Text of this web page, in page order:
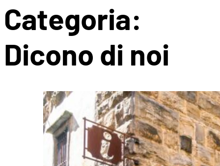
Categoria:
Dicono di noi